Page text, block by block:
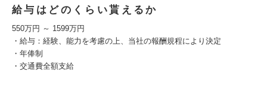
給与はどのくらい貰えるか
550万円 ～ 1599万円
・給与：経験、能力を考慮の上、当社の報酬規程により決定
・年俸制
・交通費全額支給